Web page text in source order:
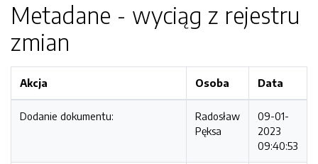
Metadane - wyciąg z rejestru
zmian
Akcja Osoba Data
Dodanie dokumentu:
Radosław
Pęksa
09-01-
2023
09:40:53